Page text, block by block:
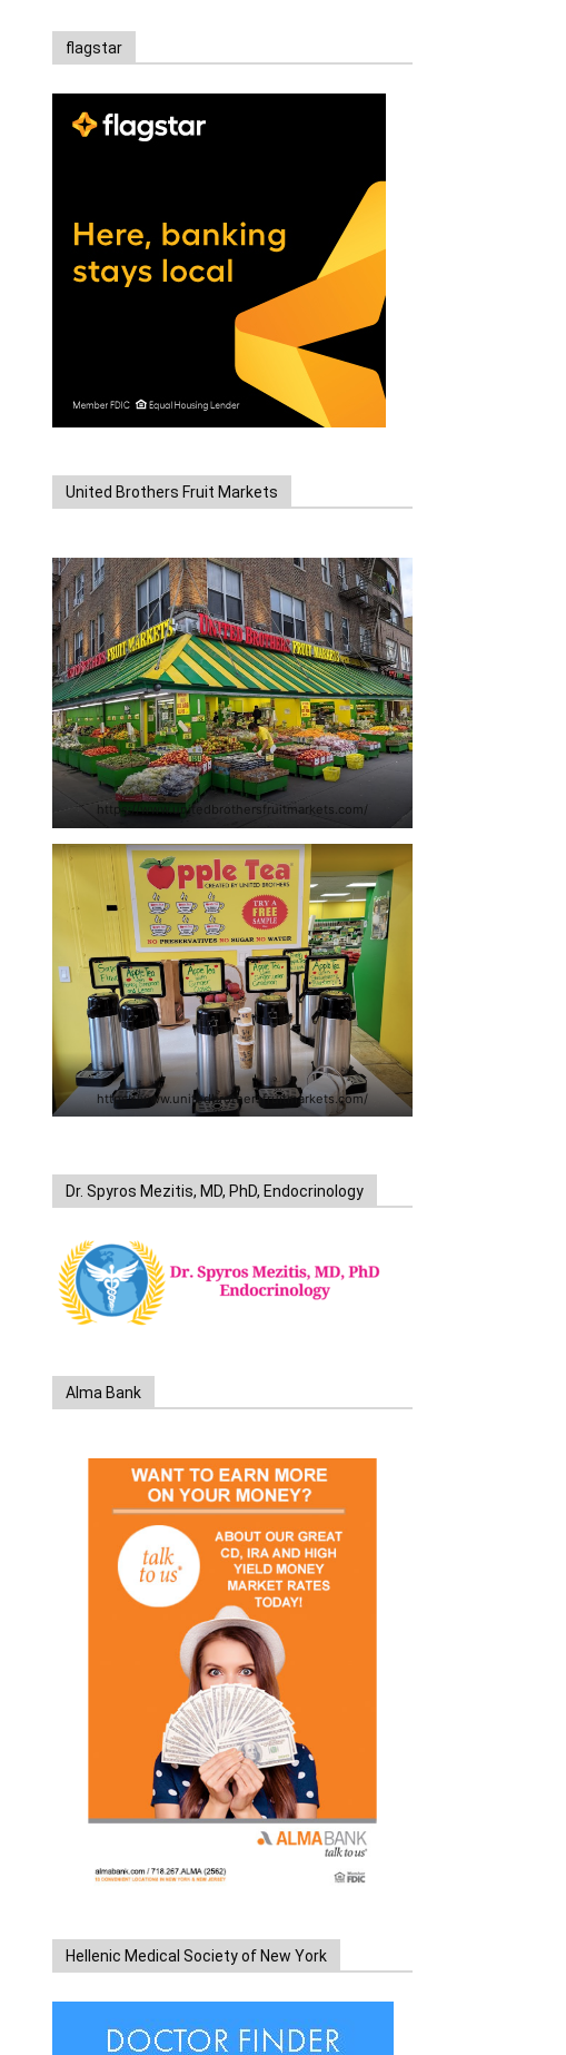
flagstar
United Brothers Fruit Markets
https://www.unitedbrothersfruitmarkets.com/
https://www.unitedbrothersfruitmarkets.com/
Dr. Spyros Mezitis, MD, PhD, Endocrinology
Alma Bank
Hellenic Medical Society of New York